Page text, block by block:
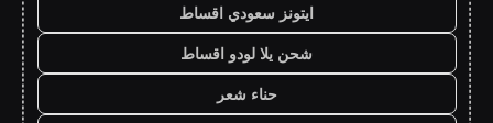
ايتونز سعودي اقساط
شحن يلا لودو اقساط
حناء شعر